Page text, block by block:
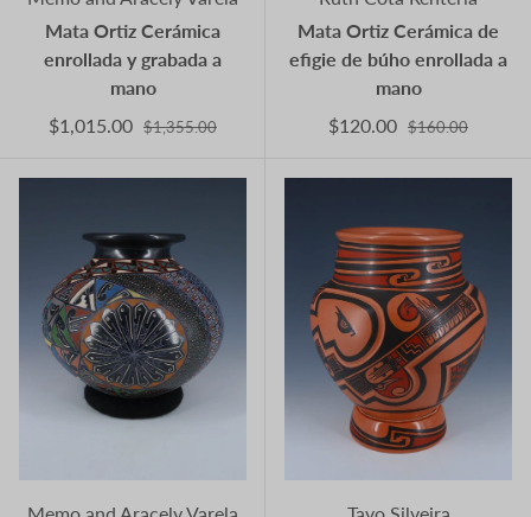
Mata Ortiz Cerámica
enrollada y grabada a
mano
$1,015.00 $1,355.00
Mata Ortiz Cerámica de
efigie de búho enrollada a
mano
$120.00 $160.00